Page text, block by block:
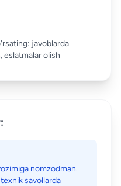
javoblarda
eslatmalar olish
nomzodman.
savollarda